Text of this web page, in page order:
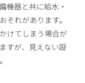
機器と共に給水・
それがあります。
けてしまう場合が
すが、見えない設